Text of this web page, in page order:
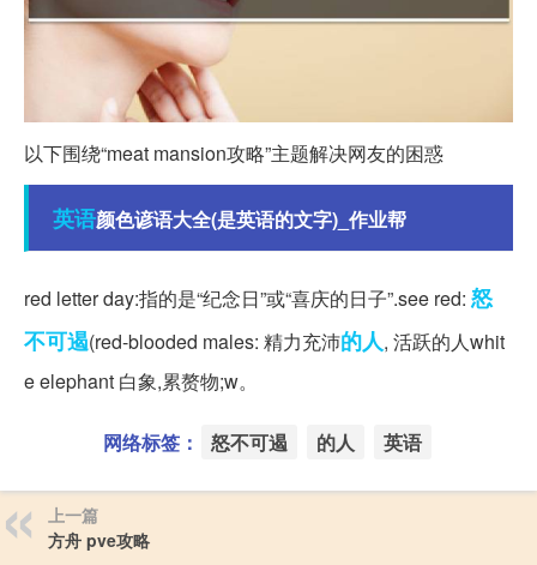
以下围绕“meat mansion攻略”主题解决网友的困惑
英语颜色谚语大全(是英语的文字)_作业帮
red letter day:指的是“纪念日”或“喜庆的日子”.see red: 怒
不可遏(red-blooded males: 精力充沛的人, 活跃的人whit
e elephant 白象,累赘物;w。
网络标签： 怒不可遏 的人 英语
上一篇
方舟 pve攻略